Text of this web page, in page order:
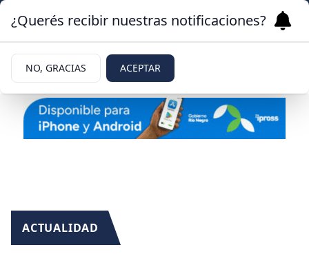
ACTUALIDAD
¿Querés recibir nuestras notificaciones?
NO, GRACIAS ACEPTAR